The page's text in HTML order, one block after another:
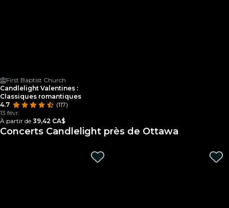
First Baptist Church
Candlelight Valentines :
Classiques romantiques
4.7
(117)
13 févr.
À partir de 39,42 CA$
Concerts Candlelight près de Ottawa